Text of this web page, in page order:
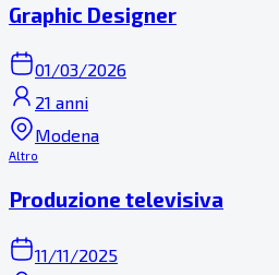
Graphic Designer
01/03/2026
21 anni
Modena
Altro
Produzione televisiva
11/11/2025